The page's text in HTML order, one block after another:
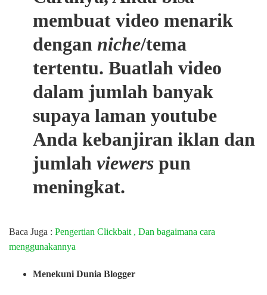
membuat video menarik
dengan niche/tema
tertentu. Buatlah video
dalam jumlah banyak
supaya laman youtube
Anda kebanjiran iklan dan
jumlah viewers pun
meningkat.
Baca Juga : Pengertian Clickbait , Dan bagaimana cara
menggunakannya
Menekuni Dunia Blogger